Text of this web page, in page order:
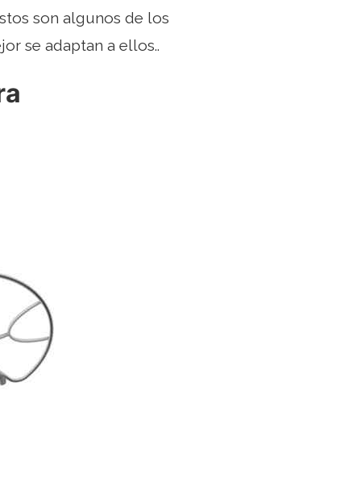
son algunos de los
se adaptan a ellos..